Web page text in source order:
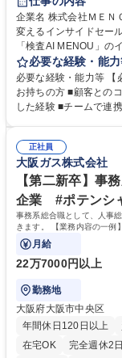
駅近5分以内
土日祝
企業名 株式会社ＭＥＮＯＵ 求人名 ★【未経験歓迎】AIで製
変えるインサイドセールス 仕事の内容 ノーコードで検査AIを
「検査AI MENOU」の
商談機会の創出までを
セールスをつなぐ役割として、 適切なタイミングで顧
ョンを取りながら、受
体的な仕事内容】 リー
実行/フィールドセールスへの案件連携 募集
造業の未来を変えるイ
必要な経験・能
必要な経験・能力等 【
お持ちの方 ■顧客との
した経験 ■チームで連携しな
企画・実行経験 ・
もとに営業プロセスを改善した経験 学歴・資格
大 専修学校 高校 語学
正社員
大阪ガス株式会社
【第二新卒】事
企業 #ポテンシ
事務系総合職として、人事
きます。 【業務内容の一例
門の企画スタッフ、ルート営
月給
22万7000円以上
勤務地
大阪府大阪市中央区
年間休日120日以上
在宅OK
完全週休2